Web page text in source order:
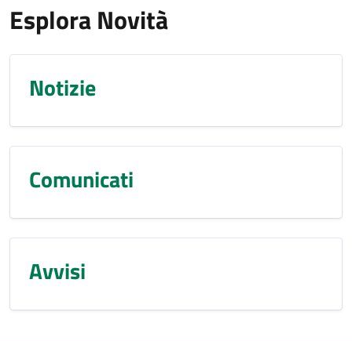
Esplora Novità
Notizie
Comunicati
Avvisi